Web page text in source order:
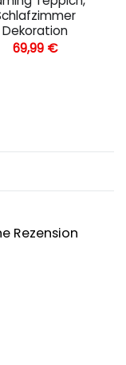
Dekoration
69,99 €
Rezension